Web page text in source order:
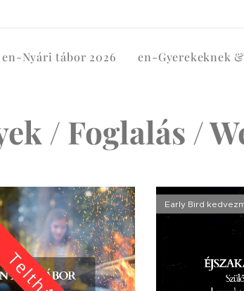
en-Nyári tábor 2026 en-Gyerekeknek
/ Foglalás /
Early Bird